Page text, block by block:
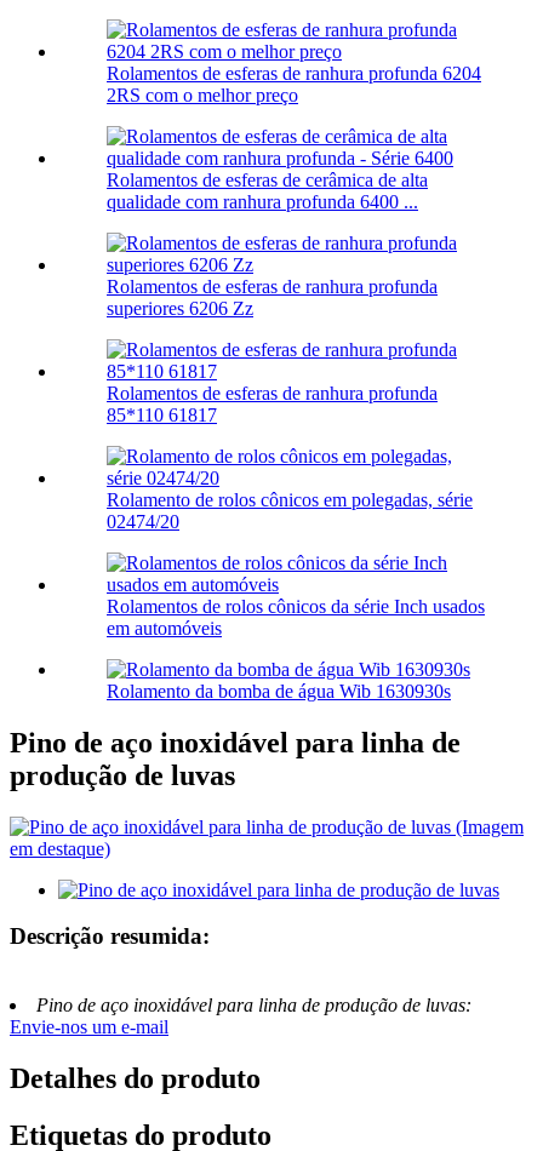
Rolamentos de esferas de ranhura profunda 6204
2RS com o melhor preço
Rolamentos de esferas de cerâmica de alta
qualidade com ranhura profunda 6400 ...
Rolamentos de esferas de ranhura profunda
superiores 6206 Zz
Rolamentos de esferas de ranhura profunda
85*110 61817
Rolamento de rolos cônicos em polegadas, série
02474/20
Rolamentos de rolos cônicos da série Inch usados
​​em automóveis
Rolamento da bomba de água Wib 1630930s
Pino de aço inoxidável para linha de
produção de luvas
Descrição resumida:
Pino de aço inoxidável para linha de produção de luvas:
Envie-nos um e-mail
Detalhes do produto
Etiquetas do produto